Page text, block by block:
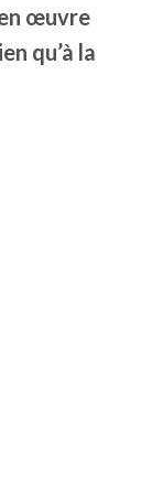
œuvre
qu’à la